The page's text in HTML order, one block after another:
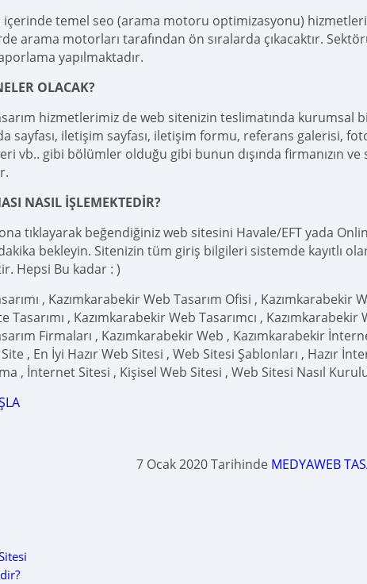
temel seo (arama motoru optimizasyonu)
arama motorları tarafından ön sıralarda çıkacaktır.
yapılmaktadır.
OLACAK?
hizmetlerimiz de web sitenizin teslimatında
sayfası, iletişim sayfası, iletişim formu, referans galerisi,
vb.. gibi bölümler olduğu gibi bunun dışında firmanızın
NASIL İŞLEMEKTEDİR?
tıklayarak beğendiğiniz web sitesini Havale/EFT yada
bekleyin. Sitenizin tüm giriş bilgileri sistemde kayıtlı
Hepsi Bu kadar : )
, Kazımkarabekir Web Tasarım Ofisi , Kazımkarabekir
Tasarımı , Kazımkarabekir Web Tasarımcı , Kazımkarabekir
Firmaları , Kazımkarabekir Web , Kazımkarabekir
Site , En İyi Hazır Web Sitesi , Web Sitesi Şablonları , Hazır
, İnternet Sitesi , Kişisel Web Sitesi , Web Sitesi Nasıl
7 Ocak 2020 Tarihinde MEDYAWEB